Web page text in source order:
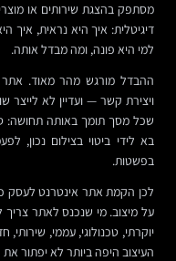
מסתפק בהצגת שירותים או
דיגיטלית: איך היא נראית,
למי היא פונה, ומה מבדל אותה.
ההבדל מורגש מהר מאוד. אתר
ויצירת קשר — ועדיין לא
שכל מסך תומך באותה תחושה:
בא לידי ביטוי בצילום נכון,
בפשטות.
לכן הקמת אתר אינטרנט לעסק
על מיצוב. מי שנכנס לאתר צריך
יוקרתי, טכנולוגי, עממי,
העיצוב היפה ביותר לא יפתור